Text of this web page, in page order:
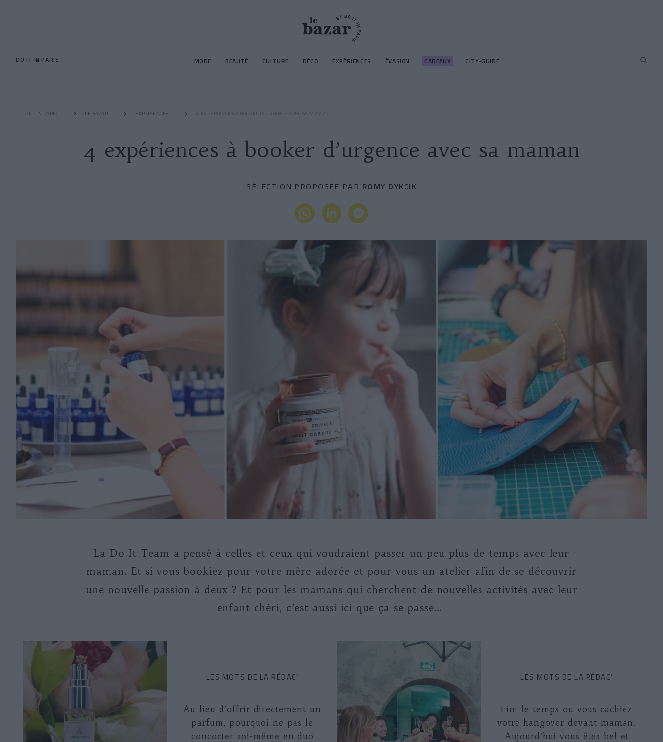
DO IT IN PARIS MODE BEAUTÉ CULTURE DÉCO EXPÉRIENCES ÉVASION CADEAUX CITY-GUIDE
DO IT IN PARIS LE BAZAR EXPÉRIENCES 4 EXPÉRIENCES À BOOKER D’URGENCE AVEC SA MAMAN
4 expériences à booker d’urgence avec sa maman
SÉLECTION PROPOSÉE PAR ROMY DYKCIK
La Do It Team a pensé à celles et ceux qui voudraient passer un peu plus de temps avec leur
maman. Et si vous bookiez pour votre mère adorée et pour vous un atelier afin de se découvrir
une nouvelle passion à deux ? Et pour les mamans qui cherchent de nouvelles activités avec leur
enfant chéri, c’est aussi ici que ça se passe…
LES MOTS DE LA RÉDAC’
Au lieu d’offrir directement un
parfum, pourquoi ne pas le
concocter soi-même en duo
LES MOTS DE LA RÉDAC’
Fini le temps ou vous cachiez
votre hangover devant maman.
Aujourd’hui vous êtes bel et